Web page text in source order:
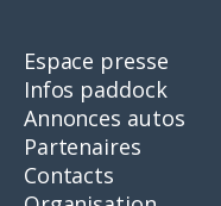
Espace presse
Infos paddock
Annonces autos
Partenaires
Contacts